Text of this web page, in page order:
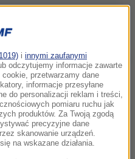
Zdjęcie ilustracyjne
czynów
do tak zwanych innych
nieletnich. Trzy
a jeden lat
i innymi zaufanymi
odczytujemy informacje zawarte
przetwarzamy dane
informacje przesyłane
do personalizacji reklam i treści,
pomiaru ruchu jak
produktów. Za Twoją zgodą
precyzyjne dane
skanowanie urządzeń.
na wskazane działania.